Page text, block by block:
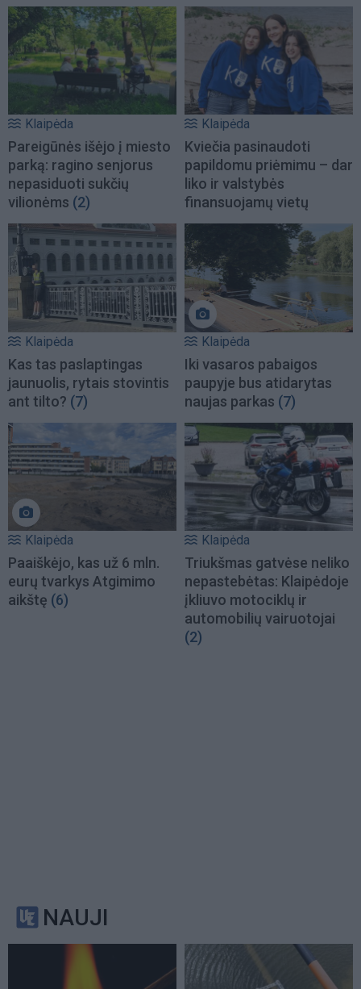
Klaipėda
Pareigūnės išėjo į miesto
parką: ragino senjorus
nepasiduoti sukčių
vilionėms (2)
Klaipėda
Kviečia pasinaudoti
papildomu priėmimu – dar
liko ir valstybės
finansuojamų vietų
Klaipėda
Kas tas paslaptingas
jaunuolis, rytais stovintis
ant tilto? (7)
Klaipėda
Iki vasaros pabaigos
paupyje bus atidarytas
naujas parkas (7)
Klaipėda
Paaiškėjo, kas už 6 mln.
eurų tvarkys Atgimimo
aikštę (6)
Klaipėda
Triukšmas gatvėse neliko
nepastebėtas: Klaipėdoje
įkliuvo motociklų ir
automobilių vairuotojai
(2)
NAUJI